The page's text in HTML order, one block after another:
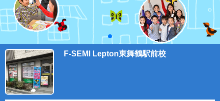
F-SEMI Lepton東舞鶴駅前校